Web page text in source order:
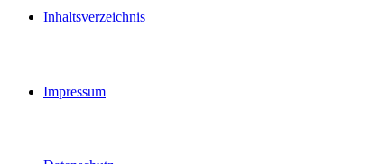
Inhaltsverzeichnis
Impressum